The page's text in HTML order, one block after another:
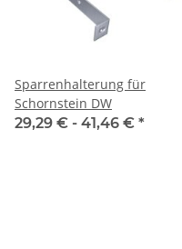
Sparrenhalterung für
Schornstein DW
29,29 € - 41,46 € *